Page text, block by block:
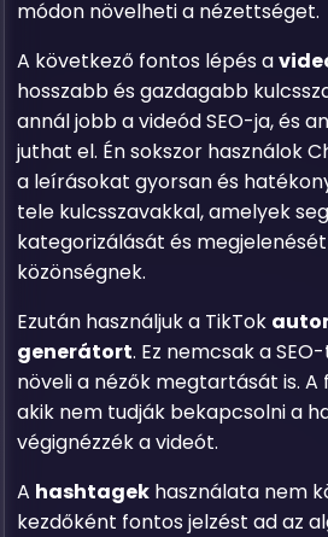
módon növelheti a nézettséget.
A következő fontos lépés a
hosszabb és gazdagabb
annál jobb a videód SEO-ja, és
juthat el. Én sokszor használok
a leírásokat gyorsan és
tele kulcsszavakkal, amelyek
kategorizálását és
közönségnek.
Ezután használjuk a TikTok
generátort. Ez nemcsak a
növeli a nézők megtartását is.
akik nem tudják bekapcsolni a
végignézzék a videót.
A hashtagek használata nem
kezdőként fontos jelzést ad az